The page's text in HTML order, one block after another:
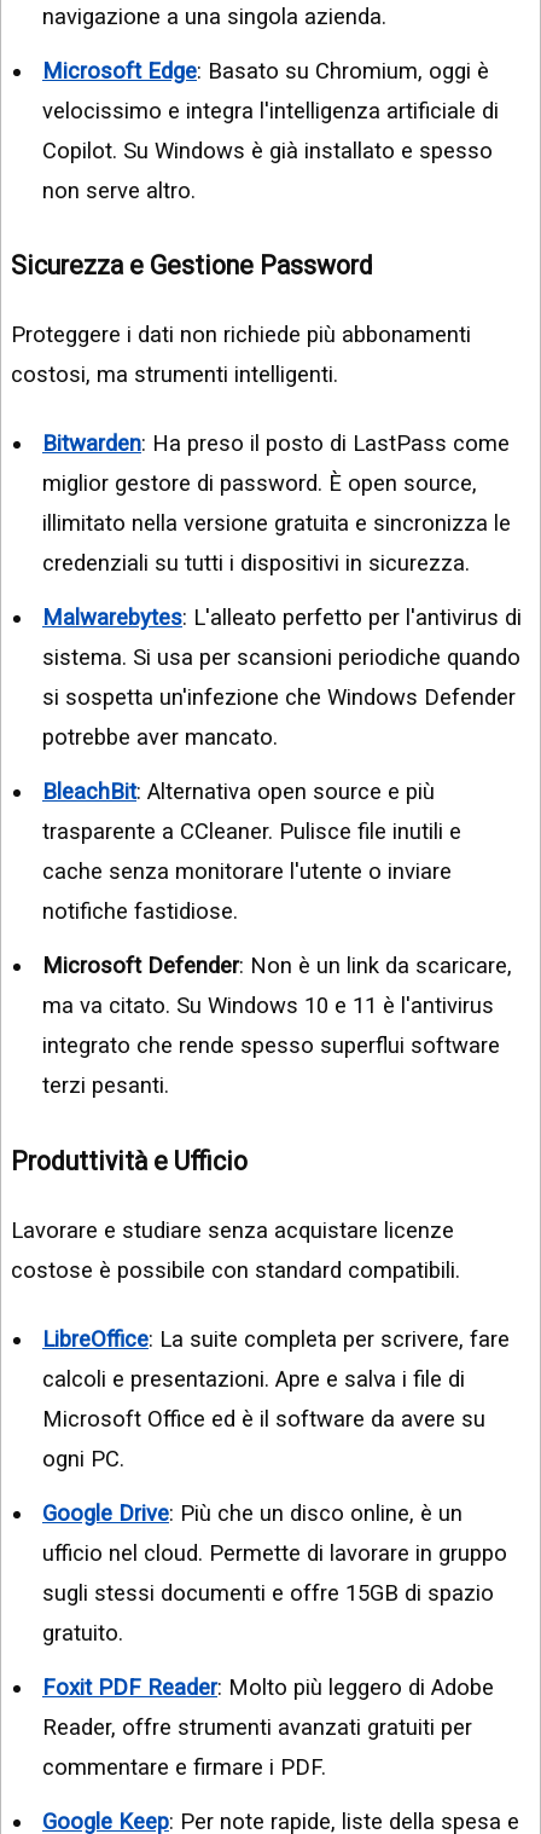
navigazione a una singola azienda.
Microsoft Edge: Basato su Chromium, oggi è
velocissimo e integra l'intelligenza artificiale di
Copilot. Su Windows è già installato e spesso
non serve altro.
Sicurezza e Gestione Password
Proteggere i dati non richiede più abbonamenti
costosi, ma strumenti intelligenti.
Bitwarden: Ha preso il posto di LastPass come
miglior gestore di password. È open source,
illimitato nella versione gratuita e sincronizza le
credenziali su tutti i dispositivi in sicurezza.
Malwarebytes: L'alleato perfetto per l'antivirus di
sistema. Si usa per scansioni periodiche quando
si sospetta un'infezione che Windows Defender
potrebbe aver mancato.
BleachBit: Alternativa open source e più
trasparente a CCleaner. Pulisce file inutili e
cache senza monitorare l'utente o inviare
notifiche fastidiose.
Microsoft Defender: Non è un link da scaricare,
ma va citato. Su Windows 10 e 11 è l'antivirus
integrato che rende spesso superflui software
terzi pesanti.
Produttività e Ufficio
Lavorare e studiare senza acquistare licenze
costose è possibile con standard compatibili.
LibreOffice: La suite completa per scrivere, fare
calcoli e presentazioni. Apre e salva i file di
Microsoft Office ed è il software da avere su
ogni PC.
Google Drive: Più che un disco online, è un
ufficio nel cloud. Permette di lavorare in gruppo
sugli stessi documenti e offre 15GB di spazio
gratuito.
Foxit PDF Reader: Molto più leggero di Adobe
Reader, offre strumenti avanzati gratuiti per
commentare e firmare i PDF.
Google Keep: Per note rapide, liste della spesa e